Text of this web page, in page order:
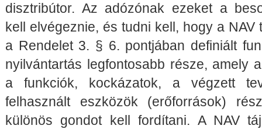
disztribútor. Az adózónak ezeket a
kell elvégeznie, és tudni kell, hogy a NAV
a Rendelet 3. § 6. pontjában definiált
nyilvántartás legfontosabb része, amely
a funkciók, kockázatok, a végzett
felhasznált eszközök (erőforrások)
különös gondot kell fordítani. A NAV